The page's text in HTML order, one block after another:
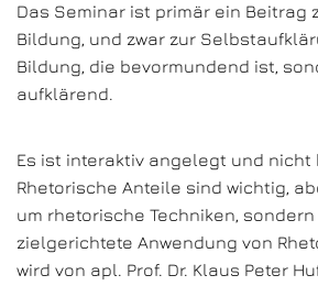
Das Seminar ist primär ein Beitrag
Bildung, und zwar zur
Bildung, die bevormundend ist,
aufklärend.
Es ist interaktiv angelegt und nicht
Rhetorische Anteile sind wichtig,
um rhetorische Techniken,
zielgerichtete Anwendung von
wird von apl. Prof. Dr. Klaus Peter